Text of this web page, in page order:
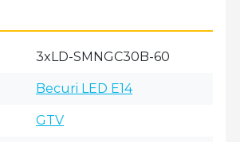
3xLD-SMNGC30B-60
Becuri LED E14
GTV